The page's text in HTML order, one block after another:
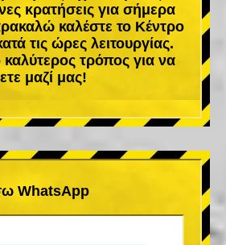
κρατήσεις για σήμερα
καλέστε το Κέντρο
τις ώρες λειτουργίας.
καλύτερος τρόπος για να
μαζί μας!
WhatsApp